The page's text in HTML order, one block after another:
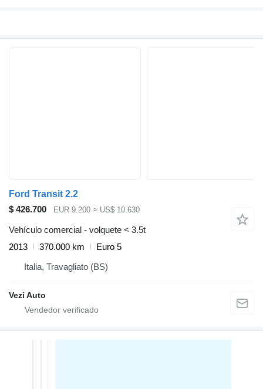
Ford Transit 2.2
$ 426.700
EUR 9.200 ≈ US$ 10.630
Vehículo comercial - volquete < 3.5t
2013
370.000 km
Euro 5
Italia, Travagliato (BS)
Vezi Auto